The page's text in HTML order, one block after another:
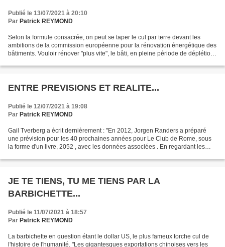
Publié le 13/07/2021 à 20:10
Par Patrick REYMOND
Selon la formule consacrée, on peut se taper le cul par terre devant les
ambitions de la commission européenne pour la rénovation énergétique des
bâtiments. Vouloir rénover "plus vite", le bâti, en pleine période de déplétion
ENTRE PREVISIONS ET REALITE...
Publié le 12/07/2021 à 19:08
Par Patrick REYMOND
Gail Tverberg a écrit dernièrement : "En 2012, Jorgen Randers a préparé
une prévision pour les 40 prochaines années pour Le Club de Rome, sous
la forme d'un livre, 2052 , avec les données associées . En regardant les
JE TE TIENS, TU ME TIENS PAR LA
BARBICHETTE...
Publié le 11/07/2021 à 18:57
Par Patrick REYMOND
La barbichette en question étant le dollar US, le plus fameux torche cul de
l'histoire de l'humanité. "Les gigantesques exportations chinoises vers les